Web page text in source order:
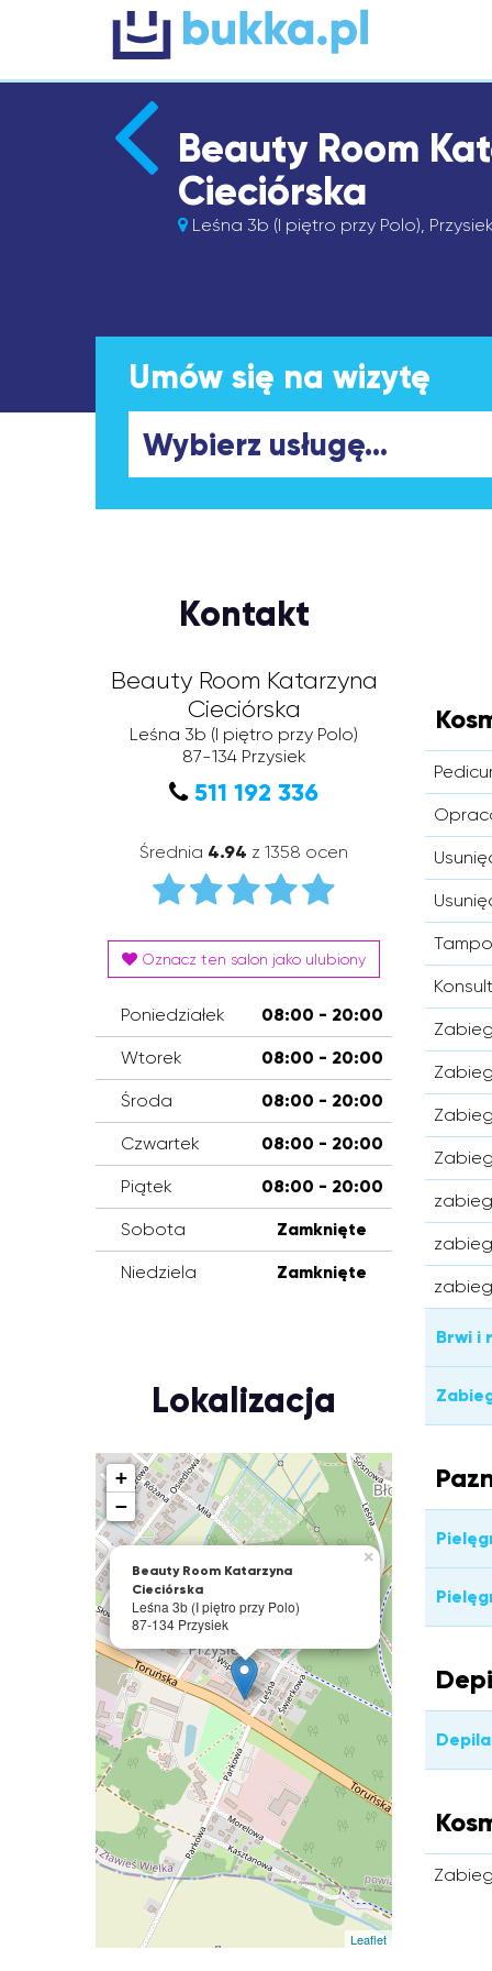
Beauty Room
Cieciórska
Leśna 3b (I piętro przy Polo), Przysiek
Umów się na wizytę
Kontakt
Beauty Room Katarzyna
Cieciórska
Leśna 3b (I piętro przy Polo)
87-134 Przysiek
511 192 336
Średnia 4.94 z 1358 ocen
Oznacz ten salon jako ulubiony
Poniedziałek 08:00 - 20:00
Wtorek 08:00 - 20:00
Środa 08:00 - 20:00
Czwartek 08:00 - 20:00
Piątek 08:00 - 20:00
Sobota Zamknięte
Niedziela Zamknięte
Lokalizacja
Beauty Room Katarzyna
Cieciórska
Leśna 3b (I piętro przy Polo)
87-134 Przysiek
×
+
−
Leaflet
Brwi i